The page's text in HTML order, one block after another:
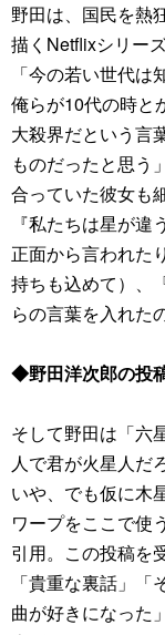
野田は、国民を熱
描くNetflixシリー
「今の若い世代
俺らが10代の時と
大殺界だという言
ものだったと思う
合っていた彼女も
『私たちは星が
正面から言われた
持ちも込めて）、
らの言葉を入れた
◆野田洋次郎の投
そして野田は「六
人で君が火星人だ
いや、でも仮に木
ワープをここで使
引用。この投稿を
「貴重な裏話」
曲が好きになった